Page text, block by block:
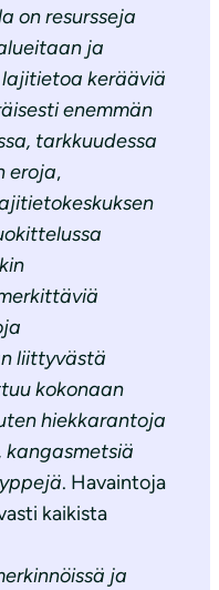
on resursseja
ja
kerääviä
enemmän
tarkkuudessa
eroja,
liittyvästä
kokonaan
hiekkarantoja
kangasmetsiä
. Havaintoja
kaikista
ja